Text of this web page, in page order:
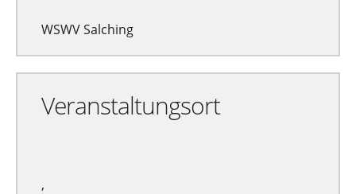
WSWV Salching
Veranstaltungsort
,